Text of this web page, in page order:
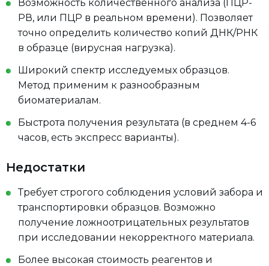
Возможность количественного анализа (ПЦР-
РВ, или ПЦР в реальном времени). Позволяет
точно определить количество копий ДНК/РНК
в образце (вирусная нагрузка).
Широкий спектр исследуемых образцов.
Метод применим к разнообразным
биоматериалам.
Быстрота получения результата (в среднем 4-6
часов, есть экспресс варианты).
Недостатки
Требует строгого соблюдения условий забора и
транспортировки образцов. Возможно
получение ложноотрицательных результатов
при исследовании некорректного материала.
Более высокая стоимость реагентов и